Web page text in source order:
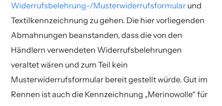
Widerrufsbelehrung-/Musterwiderrufsformular und
Textilkennzeichnung zu gehen. Die hier vorliegenden
Abmahnungen beanstanden, dass die von den
Händlern verwendeten Widerrufsbelehrungen
veraltet wären und zum Teil kein
Musterwiderrufsformular bereit gestellt würde. Gut im
Rennen ist auch die Kennzeichnung „Merinowolle“ für